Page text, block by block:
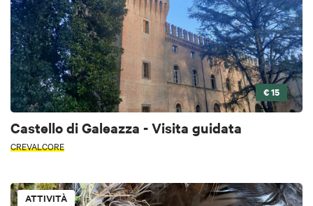
€ 15
Castello di Galeazza - Visita guidata
CREVALCORE
ATTIVITÀ